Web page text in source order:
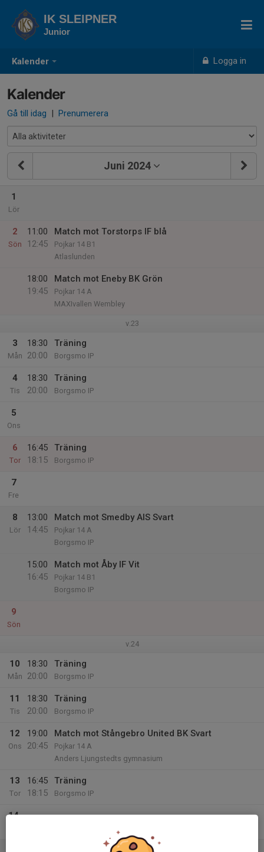
Kalender Logga in
IK SLEIPNER
Junior
Kalender
Gå till idag | Prenumerera
Juni 2024
1
Lör
2
Sön
11:00
12:45
Match mot Torstorps IF blå
Pojkar 14 B1
Atlaslunden
18:00
19:45
Match mot Eneby BK Grön
Pojkar 14 A
MAXIvallen Wembley
v.23
3
Mån
18:30
20:00
Träning
Borgsmo IP
4
Tis
18:30
20:00
Träning
Borgsmo IP
5
Ons
6
Tor
16:45
18:15
Träning
Borgsmo IP
7
Fre
8
Lör
13:00
14:45
Match mot Smedby AIS Svart
Pojkar 14 A
Borgsmo IP
15:00
16:45
Match mot Åby IF Vit
Pojkar 14 B1
Borgsmo IP
9
Sön
v.24
10
Mån
18:30
20:00
Träning
Borgsmo IP
11
Tis
18:30
20:00
Träning
Borgsmo IP
12
Ons
19:00
20:45
Match mot Stångebro United BK Svart
Pojkar 14 A
Anders Ljungstedts gymnasium
13
Tor
16:45
18:15
Träning
Borgsmo IP
14